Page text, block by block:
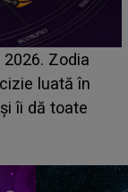
până
Casa Iubirii
despre mama
pentru